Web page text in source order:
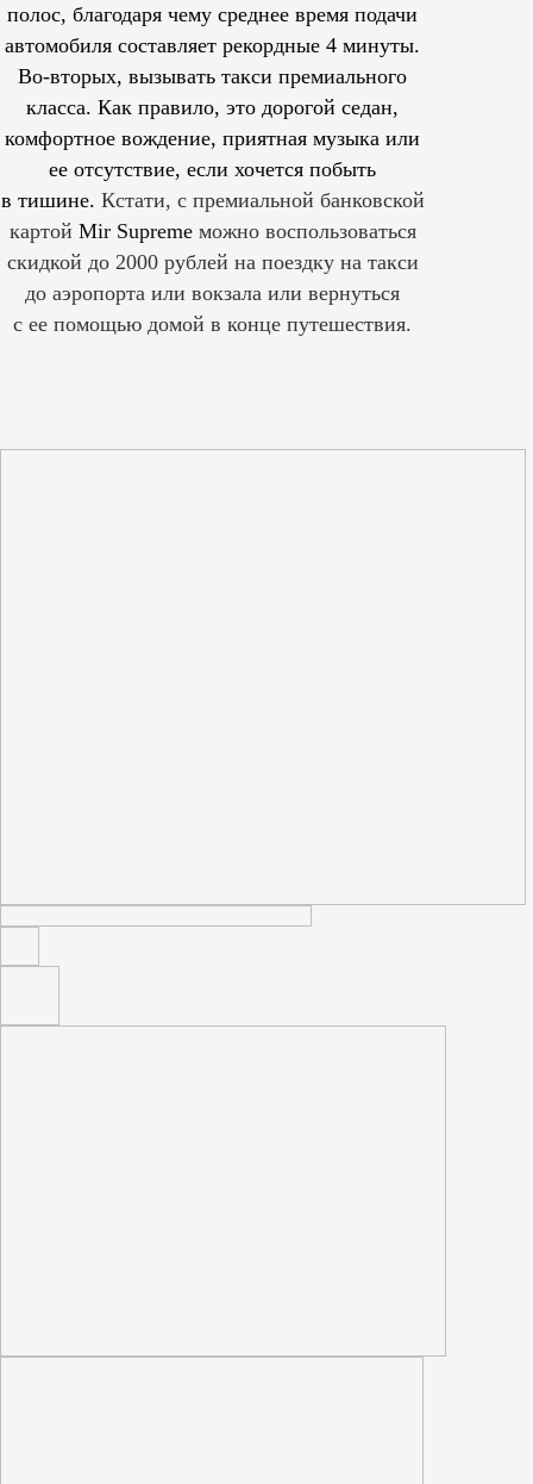
полос, благодаря чему среднее время подачи
автомобиля составляет рекордные 4 минуты.
Во-вторых, вызывать такси премиального
класса. Как правило, это дорогой седан,
комфортное вождение, приятная музыка или
ее отсутствие, если хочется побыть
в тишине. Кстати, с премиальной банковской
картой Mir Supreme можно воспользоваться
скидкой до 2000 рублей на поездку на такси
до аэропорта или вокзала или вернуться
с ее помощью домой в конце путешествия.